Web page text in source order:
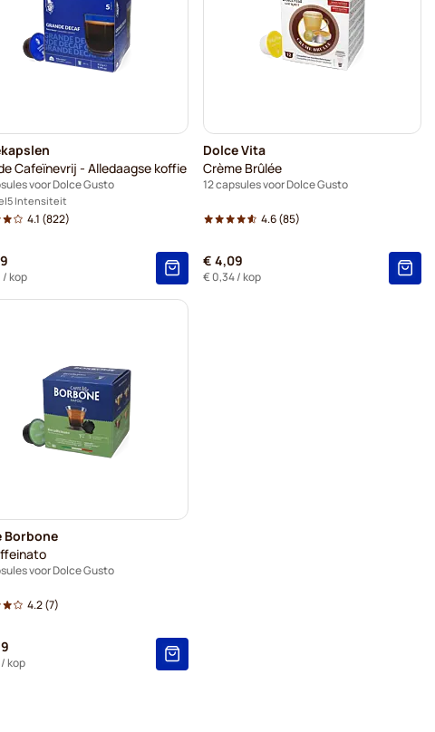
Cafeïnevrij - Alledaagse koffie
voor Dolce Gusto
5 Intensiteit
4.1 (822)
/ kop
Dolce Vita
Crème Brûlée
12 capsules voor Dolce Gusto
4.6(85)
€ 4,09
€ 0,34/ kop
Borbone
voor Dolce Gusto
4.2(7)
/ kop